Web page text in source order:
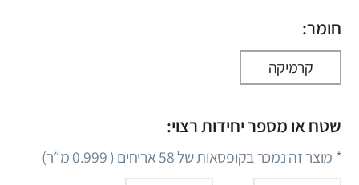
חומר:
קרמיקה
שטח או מספר יחידות רצוי:
* מוצר זה נמכר בקופסאות של58אריחים (0.999מ״ר)